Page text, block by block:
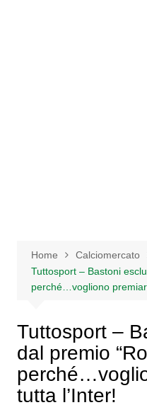
Home
Calciomercato
Tuttosport – Bastoni
perché…vogliono
Tuttosport –
dal premio
tutta l’Inter!